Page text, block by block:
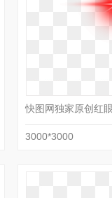
快图网独家原创红
3000*3000